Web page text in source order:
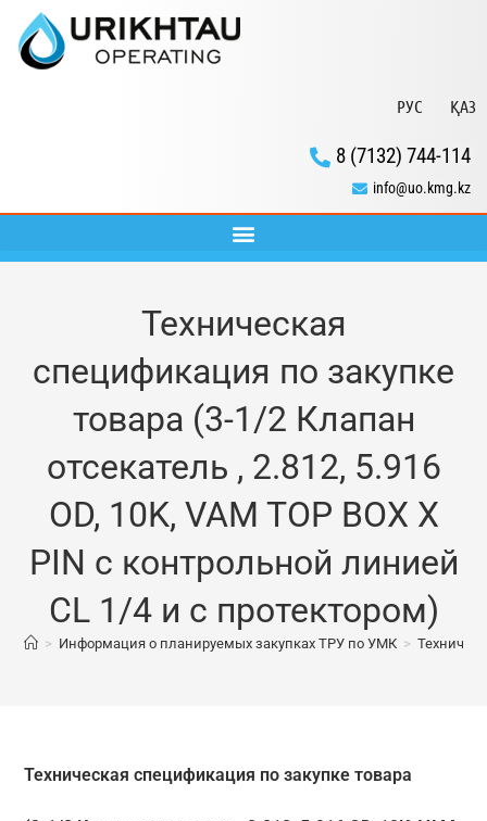
РУС ҚАЗ
8 (7132) 744-114
info@uo.kmg.kz
Техническая
спецификация по закупке
товара (3-1/2 Клапан
отсекатель , 2.812, 5.916
OD, 10K, VAM TOP BOX X
PIN с контрольной линией
CL 1/4 и с протектором)
> Информация о планируемых закупках ТРУ по УМК >
Техническая спецификация по закупке товара